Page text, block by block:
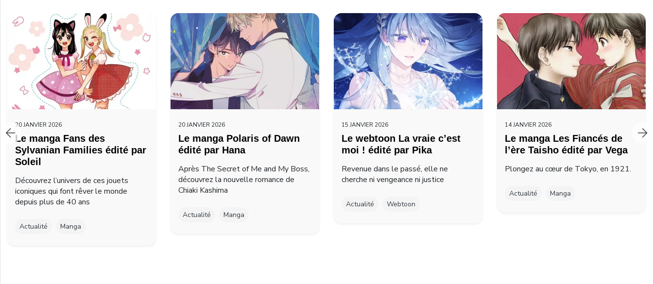
20 JANVIER 2026
Le manga Fans des
Sylvanian Families édité par
Soleil
Découvrez l’univers de ces jouets
iconiques qui font rêver le monde
depuis plus de 40 ans
Actualité Manga
20 JANVIER 2026
Le manga Polaris of Dawn
édité par Hana
Après The Secret of Me and My Boss,
découvrez la nouvelle romance de
Chiaki Kashima
Actualité Manga
15 JANVIER 2026
Le webtoon La vraie c’est
moi ! édité par Pika
Revenue dans le passé, elle ne
cherche ni vengeance ni justice
Actualité Webtoon
14 JANVIER 2026
Le manga Les Fiancés de
l’ère Taisho édité par Vega
Plongez au cœur de Tokyo, en 1921.
Actualité Manga